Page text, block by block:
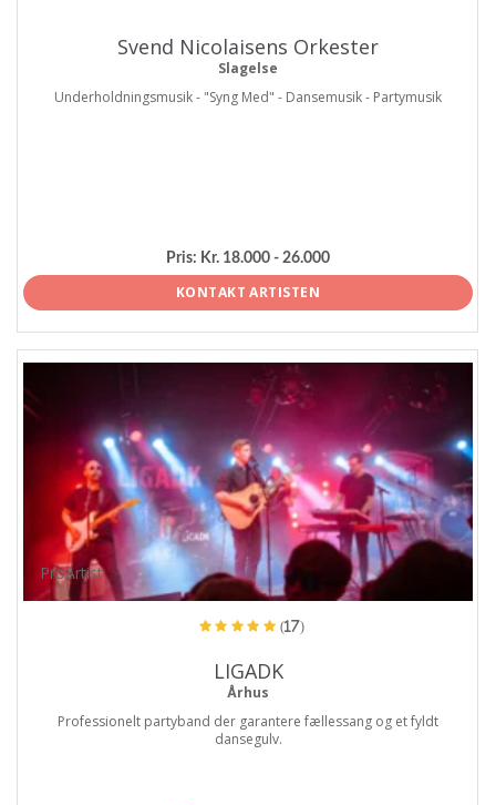
Svend Nicolaisens Orkester
Slagelse
Underholdningsmusik - "Syng Med" - Dansemusik - Partymusik
Pris: Kr. 18.000 - 26.000
KONTAKT ARTISTEN
ProArtist
(17)
LIGADK
Århus
Professionelt partyband der garantere fællessang og et fyldt
dansegulv.